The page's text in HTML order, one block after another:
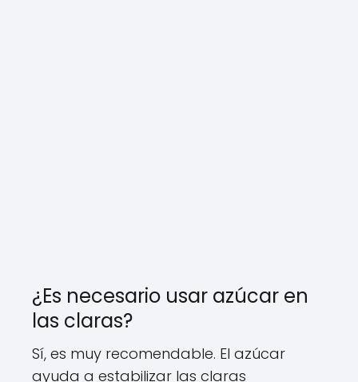
¿Es necesario usar azúcar en
las claras?
Sí, es muy recomendable. El azúcar
ayuda a estabilizar las claras